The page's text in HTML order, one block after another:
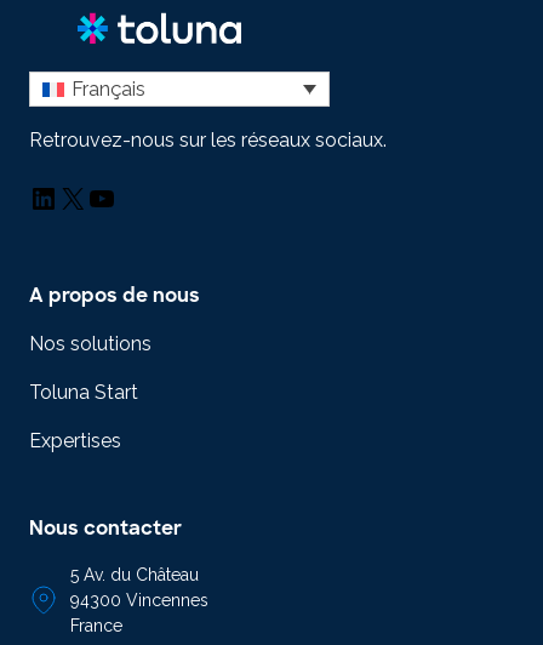
Français
Retrouvez-nous sur les réseaux sociaux.
LinkedIn
X YouTube
A propos de nous
Nos solutions
Toluna Start
Expertises
Nous contacter
5 Av. du Château
94300 Vincennes
France